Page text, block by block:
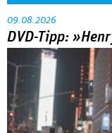
09.08.2026
DVD-Tipp: